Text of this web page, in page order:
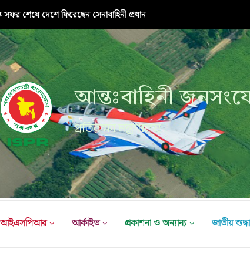
সফরে তুরস্ক গমন করলেন সেনাবাহিনী প্রধান
আন্তঃবাহিনী
প্রতিরক্ষা মন্ত্রণালয়
আইএসপিআর আর্কাইভ প্রকাশনা ও অন্যান্য জাতীয়